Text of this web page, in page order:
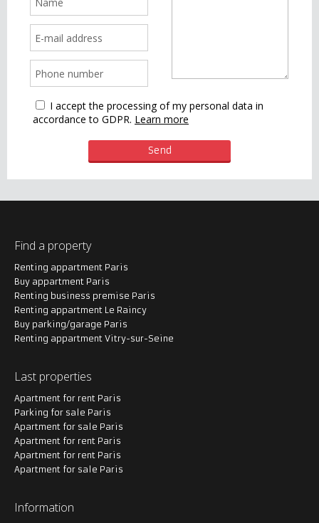
I accept the processing of my personal data in
accordance to GDPR. Learn more
Find a property
Renting appartment Paris
Buy appartment Paris
Renting business premise Paris
Renting appartment Le Raincy
Buy parking/garage Paris
Renting appartment Vitry-sur-Seine
Last properties
Apartment for rent Paris
Parking for sale Paris
Apartment for sale Paris
Apartment for rent Paris
Apartment for rent Paris
Apartment for sale Paris
Information